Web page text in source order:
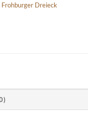
Frohburger Dreieck